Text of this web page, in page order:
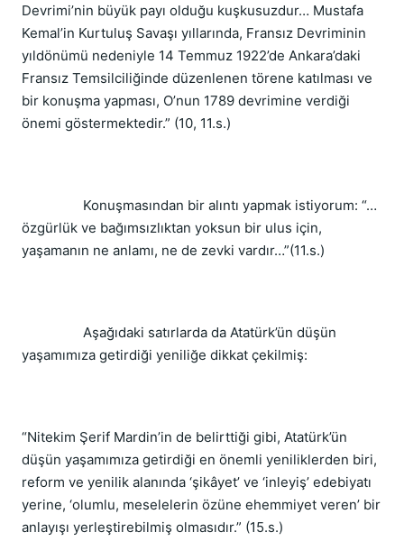
Devrimi’nin büyük payı olduğu kuşkusuzdur… Mustafa
Kemal’in Kurtuluş Savaşı yıllarında, Fransız Devriminin
yıldönümü nedeniyle 14 Temmuz 1922’de Ankara’daki
Fransız Temsilciliğinde düzenlenen törene katılması ve
bir konuşma yapması, O’nun 1789 devrimine verdiği
önemi göstermektedir.” (10, 11.s.)
Konuşmasından bir alıntı yapmak istiyorum: “…
özgürlük ve bağımsızlıktan yoksun bir ulus için,
yaşamanın ne anlamı, ne de zevki vardır…”(11.s.)
Aşağıdaki satırlarda da Atatürk’ün düşün
yaşamımıza getirdiği yeniliğe dikkat çekilmiş:
“Nitekim Şerif Mardin’in de belirttiği gibi, Atatürk’ün
düşün yaşamımıza getirdiği en önemli yeniliklerden biri,
reform ve yenilik alanında ‘şikâyet’ ve ‘inleyiş’ edebiyatı
yerine, ‘olumlu, meselelerin özüne ehemmiyet veren’ bir
anlayışı yerleştirebilmiş olmasıdır.” (15.s.)